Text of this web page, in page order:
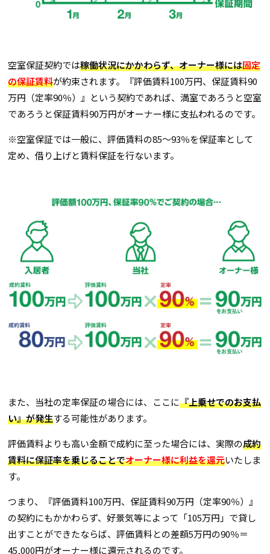
空室保証契約では稼働状況にかかわらず、オーナー様には固定
の保証賃料が約束されます。『評価賃料100万円、保証賃料90
万円（定率90％）』という契約であれば、満室であろうと空室
であろうと保証賃料90万円がオーナー様に支払われるのです。
※空室保証では一般に、評価賃料の85～93％を保証率として
定め、借り上げと賃料保証を行ないます。
また、当社の定率保証の場合には、ここに『上乗せでのお支払
い』が発生する可能性があります。
評価賃料よりも高い金額で成約に至った場合には、実際の成約
賃料に保証率を乗じることでオーナー様に利益を還元いたしま
す。
つまり、『評価賃料100万円、保証賃料90万円（定率90％）』
の契約にもかかわらず、好景気等によって「105万円」で貸し
出すことができたならば、評価賃料との差額5万円の90％＝
45,000円がオーナー様に還元されるのです。